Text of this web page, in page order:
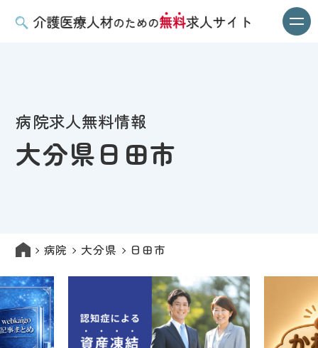
病院求人無料情報
大分県日田市
病院 大分県 日田市